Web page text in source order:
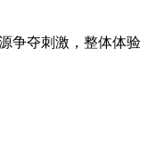
争夺刺激，整体体验